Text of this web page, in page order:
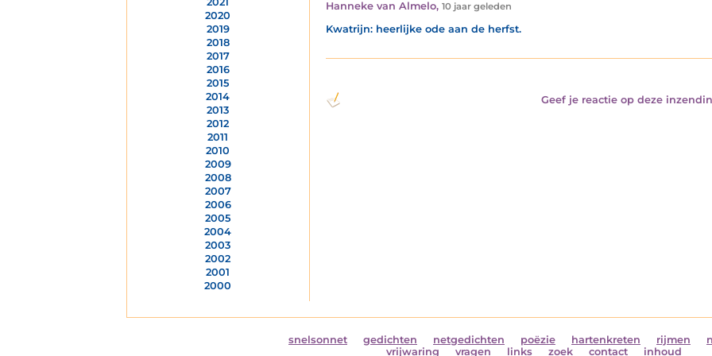
2020
2019
2018
2017
2016
2015
2014
2013
2012
2011
2010
2009
2008
2007
2006
2005
2004
2003
2002
2001
2000
Hanneke van Almelo, 10 jaar geleden
Kwatrijn: heerlijke ode aan de herfst.
Geef je reactie op deze
snelsonnet gedichten netgedichten poëzie hartenkreten rijmen
vrijwaring
vragen links zoek contact inhoud